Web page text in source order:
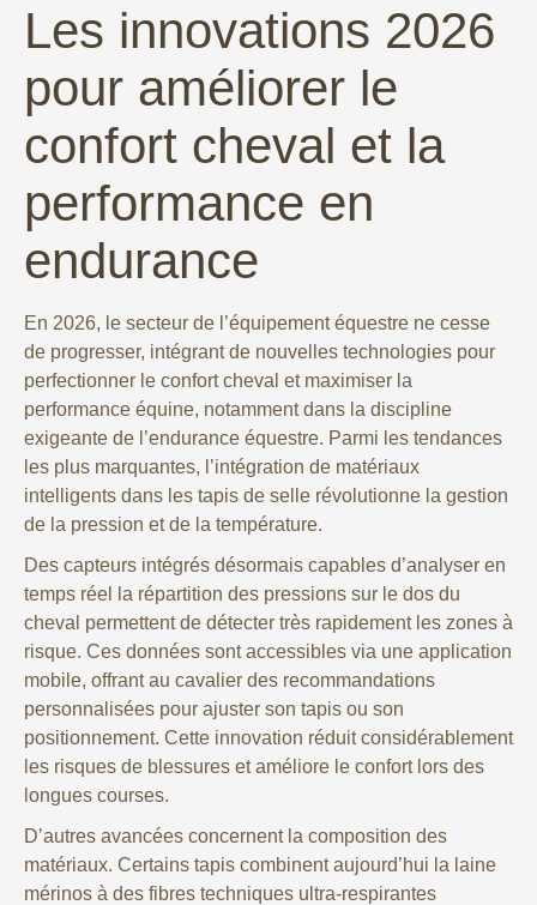
Les innovations 2026
pour améliorer le
confort cheval et la
performance en
endurance
En 2026, le secteur de l’équipement équestre ne cesse
de progresser, intégrant de nouvelles technologies pour
perfectionner le confort cheval et maximiser la
performance équine, notamment dans la discipline
exigeante de l’endurance équestre. Parmi les tendances
les plus marquantes, l’intégration de matériaux
intelligents dans les tapis de selle révolutionne la gestion
de la pression et de la température.
Des capteurs intégrés désormais capables d’analyser en
temps réel la répartition des pressions sur le dos du
cheval permettent de détecter très rapidement les zones à
risque. Ces données sont accessibles via une application
mobile, offrant au cavalier des recommandations
personnalisées pour ajuster son tapis ou son
positionnement. Cette innovation réduit considérablement
les risques de blessures et améliore le confort lors des
longues courses.
D’autres avancées concernent la composition des
matériaux. Certains tapis combinent aujourd’hui la laine
mérinos à des fibres techniques ultra-respirantes